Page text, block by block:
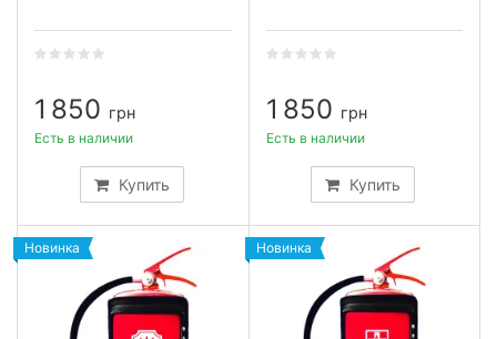
1 850 грн
Купить
Есть в наличии
1 850 грн
Купить
Есть в наличии
Новинка Новинка